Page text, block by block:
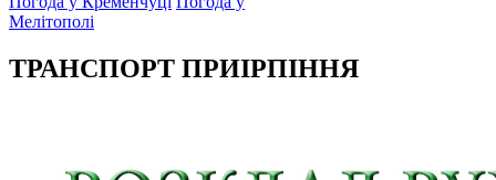
Мелітополі
ТРАНСПОРТ ПРИІРПІННЯ